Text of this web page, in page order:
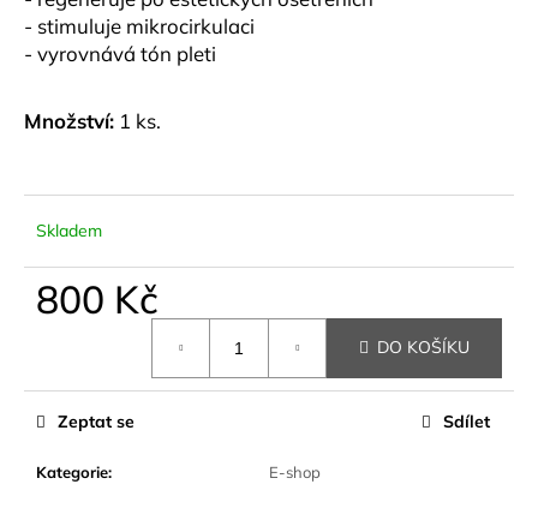
- stimuluje mikrocirkulaci
- vyrovnává tón pleti
Množství: 1 ks.
Skladem
800 Kč
DO KOŠÍKU
Kategorie: E-shop
Zeptat se Sdílet
e
INTENZIVNÍ
OPRAVNÁ